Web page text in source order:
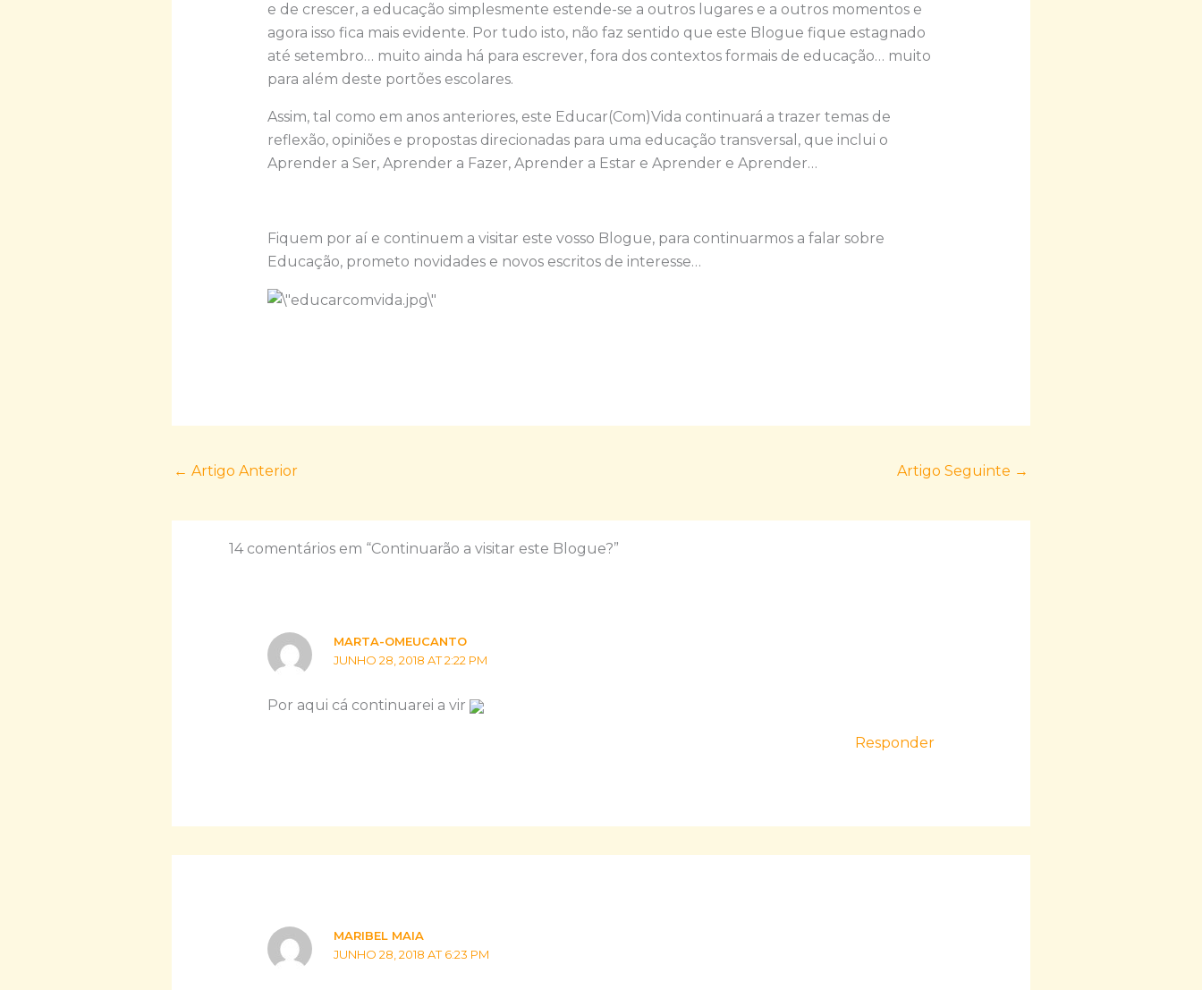
e de crescer, a educação simplesmente estende-se a outros lugares e a outros momentos e
agora isso fica mais evidente. Por tudo isto, não faz sentido que este Blogue fique estagnado
até setembro… muito ainda há para escrever, fora dos contextos formais de educação… muito
para além deste portões escolares.
Assim, tal como em anos anteriores, este Educar(Com)Vida continuará a trazer temas de
reflexão, opiniões e propostas direcionadas para uma educação transversal, que inclui o
Aprender a Ser, Aprender a Fazer, Aprender a Estar e Aprender e Aprender…
Fiquem por aí e continuem a visitar este vosso Blogue, para continuarmos a falar sobre
Educação, prometo novidades e novos escritos de interesse…
← Artigo Anterior Artigo Seguinte →
14 comentários em “Continuarão a visitar este Blogue?”
MARTA-OMEUCANTO
JUNHO 28, 2018 AT 2:22 PM
Por aqui cá continuarei a vir
Responder
MARIBEL MAIA
JUNHO 28, 2018 AT 6:23 PM